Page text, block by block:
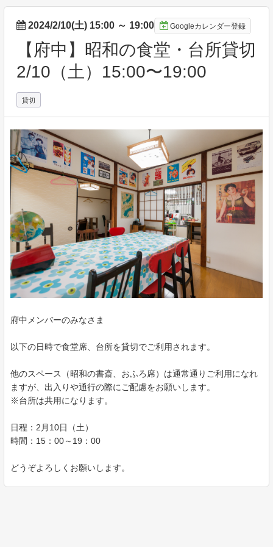
2024/2/10(土) 15:00 ～ 19:00 Googleカレンダー登録
【府中】昭和の食堂・台所貸切
2/10（土）15:00〜19:00
貸切
府中メンバーのみなさま
以下の日時で食堂席、台所を貸切でご利用されます。
他のスペース（昭和の書斎、おふろ席）は通常通りご利用になれ
ますが、出入りや通行の際にご配慮をお願いします。
※台所は共用になります。
日程：2月10日（土）
時間：15：00～19：00
どうぞよろしくお願いします。